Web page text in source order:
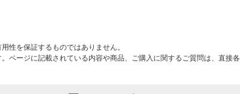
性を保証するものではありません。
ージに記載されている内容や商品、ご購入に関するご質問は、直接